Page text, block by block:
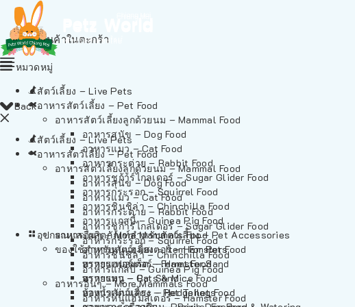
ไม่มีสินค้าในตะกร้า
Back
สัตว์เลี้ยง – Live Pets
อาหารสัตว์เลี้ยง – Pet Food
อาหารสัตว์เลี้ยงลูกด้วยนม – Mammal Food
อาหารสุนัข – Dog Food
อาหารแมว – Cat Food
อาหารกระต่าย – Rabbit Food
อาหารชูก้าร์ไกลเดอร์ – Sugar Glider Food
อาหารกระรอก – Squirrel Food
อาหารชินชิล่า – Chinchilla Food
อาหารแกสบี้ – Guinea Pig Food
อาหารอื่นๆ – More Mammals Food
อาหารหนูแฮมสเตอร์ – Hamster Food
หมวดหมู่
สัตว์เลี้ยง – Live Pets
อาหารสัตว์เลี้ยง – Pet Food
อาหารสัตว์เลี้ยงลูกด้วยนม – Mammal Food
อาหารสุนัข – Dog Food
อาหารแมว – Cat Food
อาหารกระต่าย – Rabbit Food
อาหารชูก้าร์ไกลเดอร์ – Sugar Glider Food
อาหารกระรอก – Squirrel Food
อาหารชินชิล่า – Chinchilla Food
อาหารแกสบี้ – Guinea Pig Food
อาหารอื่นๆ – More Mammals Food
อาหารหนูแฮมสเตอร์ – Hamster Food
อาหารเฟอร์เร็ต – Ferret Food
อาหารหนู – Rats & Mice Food
อาหารเม่นแคระ – Hedgehog Food
อุปกรณและผลิตภัณฑ์สำหรับสัตว์เลี้ยง – Pet Accessories
ของใช้สำหรับสัตว์เลี้ยง – Item For Pets
ทรายแฮมสเตอร์ – Hamster Sand
ทรายแมว – Cat Sand
ห้องน้ำสัตว์เลี้ยง – Pet Toilets